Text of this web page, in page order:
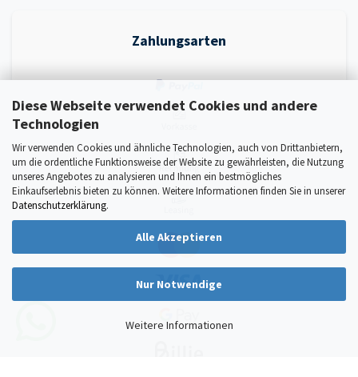
Diese Webseite verwendet Cookies und andere
Technologien
Wir verwenden Cookies und ähnliche Technologien, auch von Drittanbietern,
um die ordentliche Funktionsweise der Website zu gewährleisten, die Nutzung
unseres Angebotes zu analysieren und Ihnen ein bestmögliches
Einkaufserlebnis bieten zu können. Weitere Informationen finden Sie in unserer
Datenschutzerklärung.
Alle Akzeptieren
Nur Notwendige
Weitere Informationen
Zahlungsarten